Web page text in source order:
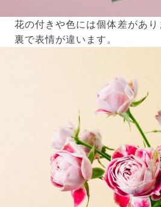
花の付きや色には個体差があり
裏で表情が違います。